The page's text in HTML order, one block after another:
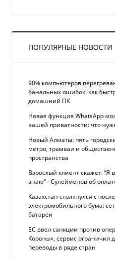
ПОПУЛЯРНЫЕ НОВОСТИ
90% компьютеров
банальных ошибок: как
домашний ПК
Новая функция WhatsApp
вашей приватности: что
Новый Алматы: пять
метро, трамваи и
пространства
Взрослый клиент скажет:
знаю“ - Сулейменов об
Казахстан столкнулся с
электромобильного бума:
батареи
ЕС ввел санкции против
Короны», сервис ограничил
переводы в ряде стран